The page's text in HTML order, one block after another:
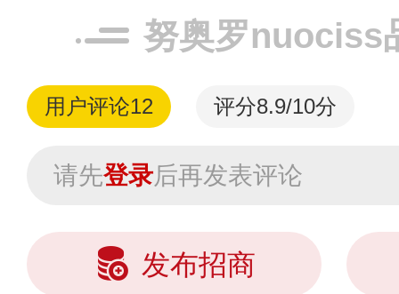
努奥罗nuociss
用户评论12 评分8.9/10分
请先登录后再发表评论
发布招商